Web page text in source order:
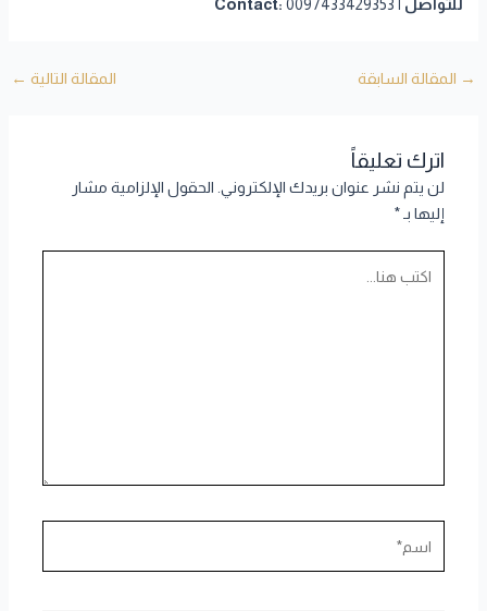
للتواصل | Contact: 0097433429353
→ المقالة السابقة المقالة التالية ←
اترك تعليقاً
لن يتم نشر عنوان بريدك الإلكتروني. الحقول الإلزامية مشار
إليها بـ*